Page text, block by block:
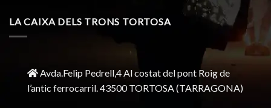
LA CAIXA DELS TRONS TORTOSA
Avda.Felip Pedrell,4 Al costat del pont Roig de
l’antic ferrocarril.43500 TORTOSA(TARRAGONA)